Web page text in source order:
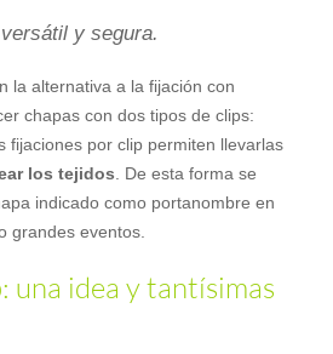
y segura.
la alternativa a la fijación con
chapas con dos tipos de clips:
fijaciones por clip permiten llevarlas
los tejidos . De esta forma se
indicado como portanombre en
grandes eventos.
una idea y tantísimas